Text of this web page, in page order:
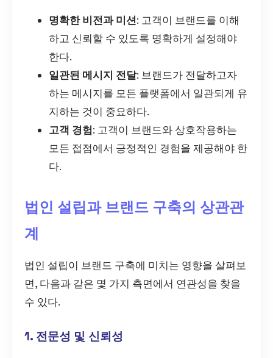
명확한 비전과 미션: 고객이 브랜드를 이해
하고 신뢰할 수 있도록 명확하게 설정해야
한다.
일관된 메시지 전달: 브랜드가 전달하고자
하는 메시지를 모든 플랫폼에서 일관되게 유
지하는 것이 중요하다.
고객 경험: 고객이 브랜드와 상호작용하는
모든 접점에서 긍정적인 경험을 제공해야 한
다.
법인 설립과 브랜드 구축의 상관관
계
법인 설립이 브랜드 구축에 미치는 영향을 살펴보
면, 다음과 같은 몇 가지 측면에서 연관성을 찾을
수 있다.
1. 전문성 및 신뢰성